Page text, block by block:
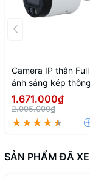
Camera IP thân
ánh sáng kép
2MP DH-IPC-
IL
1.671.000₫
2.005.000₫
SẢN PHẨM ĐÃ